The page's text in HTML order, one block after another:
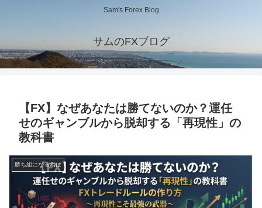
Sam's Forex Blog
サムのFXブログ
【FX】なぜあなたは勝てないのか？運任
せのギャンブルから脱却する「再現性」の
教科書
勝ち組になる為に